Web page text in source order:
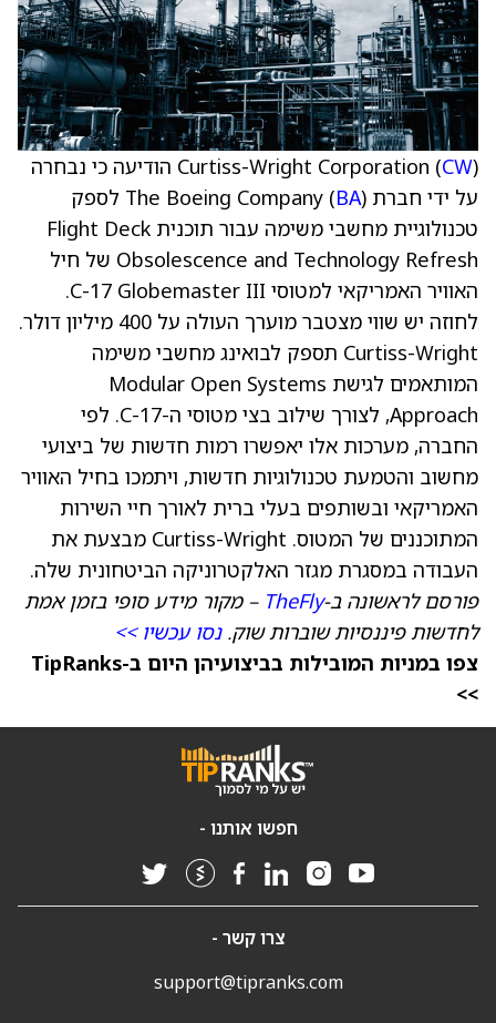
Curtiss-Wright Corporation (CW
) הודיעה כי נבחרה
על ידי חברת The Boeing Company ( BA
) לספק
טכנולוגיית מחשבי משימה עבור תוכנית Flight Deck
Obsolescence and Technology Refresh של חיל
האוויר האמריקאי למטוסי C-17 Globemaster III.
לחוזה יש שווי מצטבר מוערך העולה על 400 מיליון דולר.
Curtiss-Wright תספק לבואינג מחשבי משימה
המותאמים לגישת Modular Open Systems
Approach, לצורך שילוב בצי מטוסי ה-C-17. לפי
החברה, מערכות אלו יאפשרו רמות חדשות של ביצועי
מחשוב והטמעת טכנולוגיות חדשות, ויתמכו בחיל האוויר
האמריקאי ובשותפים בעלי ברית לאורך חיי השירות
המתוכננים של המטוס. Curtiss-Wright מבצעת את
העבודה במסגרת מגזר האלקטרוניקה הביטחונית שלה.
פורסם לראשונה ב-TheFly – מקור מידע סופי בזמן אמת
לחדשות פיננסיות שוברות שוק.נסו עכשיו >>
צפו במניות המובילות בביצועיהן היום ב-TipRanks
>>
חפשו אותנו -
צרו קשר -
support@tipranks.com